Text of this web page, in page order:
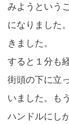
みようという
になりました
きました。
すると１分も
街頭の下に立
いました。も
ハンドルにし